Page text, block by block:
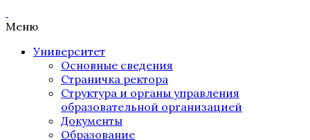
Меню
Университет
Основные сведения
Страничка ректора
Структура и органы управления
образовательной организацией
Документы
Образование